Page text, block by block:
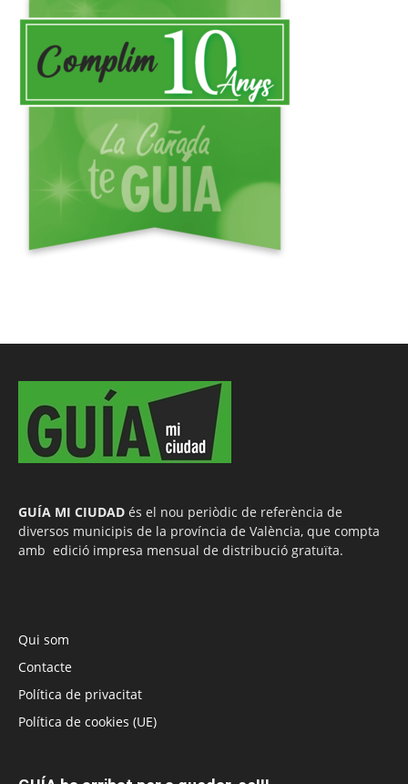
GUÍA MI CIUDAD és el nou periòdic de referència de
diversos municipis de la província de València, que compta
amb edició impresa mensual de distribució gratuïta.
Qui som
Contacte
Política de privacitat
Política de cookies (UE)